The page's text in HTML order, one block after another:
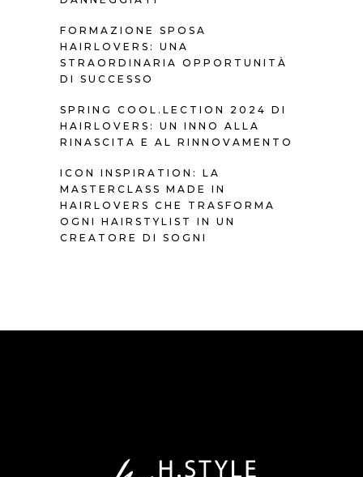
FORMAZIONE SPOSA
HAIRLOVERS: UNA
STRAORDINARIA OPPORTUNITÀ
DI SUCCESSO
SPRING COOL.LECTION 2024 DI
HAIRLOVERS: UN INNO ALLA
RINASCITA E AL RINNOVAMENTO
ICON INSPIRATION: LA
MASTERCLASS MADE IN
HAIRLOVERS CHE TRASFORMA
OGNI HAIRSTYLIST IN UN
CREATORE DI SOGNI